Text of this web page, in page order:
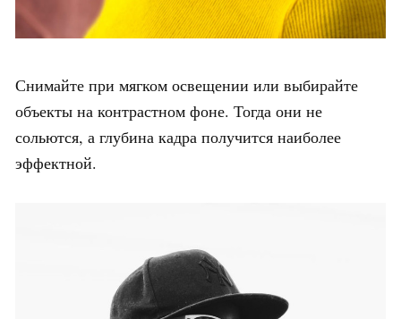
Снимайте при мягком освещении или выбирайте
объекты на контрастном фоне. Тогда они не
сольются, а глубина кадра получится наиболее
эффектной.